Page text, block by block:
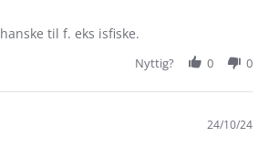
til f. eks isfiske.
Nyttig? 0 0
24/10/24